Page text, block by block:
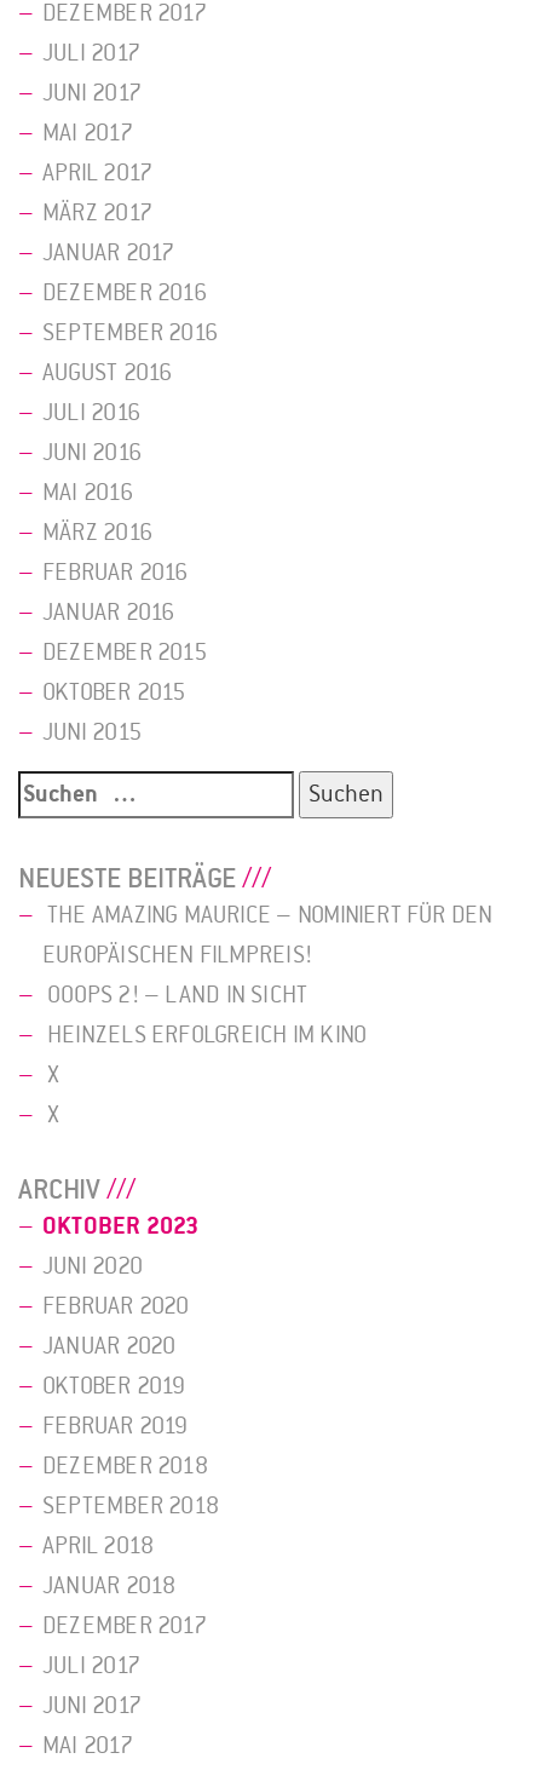
DEZEMBER 2017
JULI 2017
JUNI 2017
MAI 2017
APRIL 2017
MÄRZ 2017
JANUAR 2017
DEZEMBER 2016
SEPTEMBER 2016
AUGUST 2016
JULI 2016
JUNI 2016
MAI 2016
MÄRZ 2016
FEBRUAR 2016
JANUAR 2016
DEZEMBER 2015
OKTOBER 2015
JUNI 2015
Suche
NEUESTE BEITRÄGE
THE AMAZING MAURICE – NOMINIERT FÜR DEN
EUROPÄISCHEN FILMPREIS!
OOOPS 2! – LAND IN SICHT
HEINZELS ERFOLGREICH IM KINO
X
X
ARCHIV
OKTOBER 2023
JUNI 2020
FEBRUAR 2020
JANUAR 2020
OKTOBER 2019
FEBRUAR 2019
DEZEMBER 2018
SEPTEMBER 2018
APRIL 2018
JANUAR 2018
DEZEMBER 2017
JULI 2017
JUNI 2017
MAI 2017